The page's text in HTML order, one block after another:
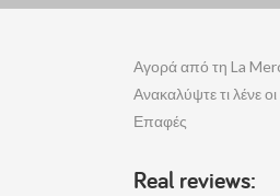
Αγορά από τη La
Ανακαλύψτε τι λένε
Επαφές
Real reviews: